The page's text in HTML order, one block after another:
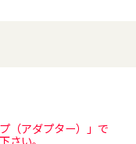
（アダプター）」で